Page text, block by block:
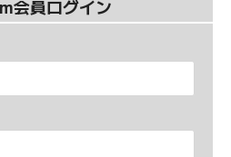
会員ログイン